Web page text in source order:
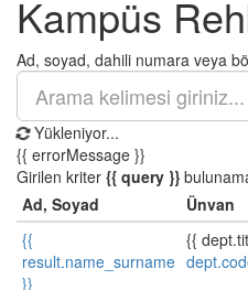
Kampüs
Ad, soyad, dahili numara veya
Yükleniyor...
{{ errorMessage }}
Girilen kriter {{ query }}
Ad, Soyad
Ünvan
{{
result.name_surname
}}
{{